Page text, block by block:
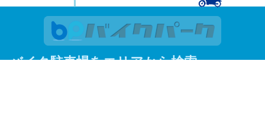
バイク駐車場をエリアから検索